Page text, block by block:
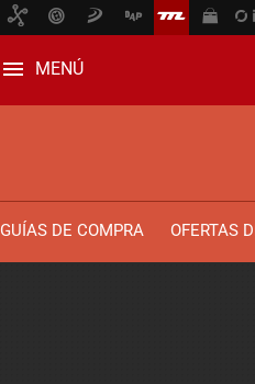
MENÚ
GUÍAS DE COMPRA OFERTAS